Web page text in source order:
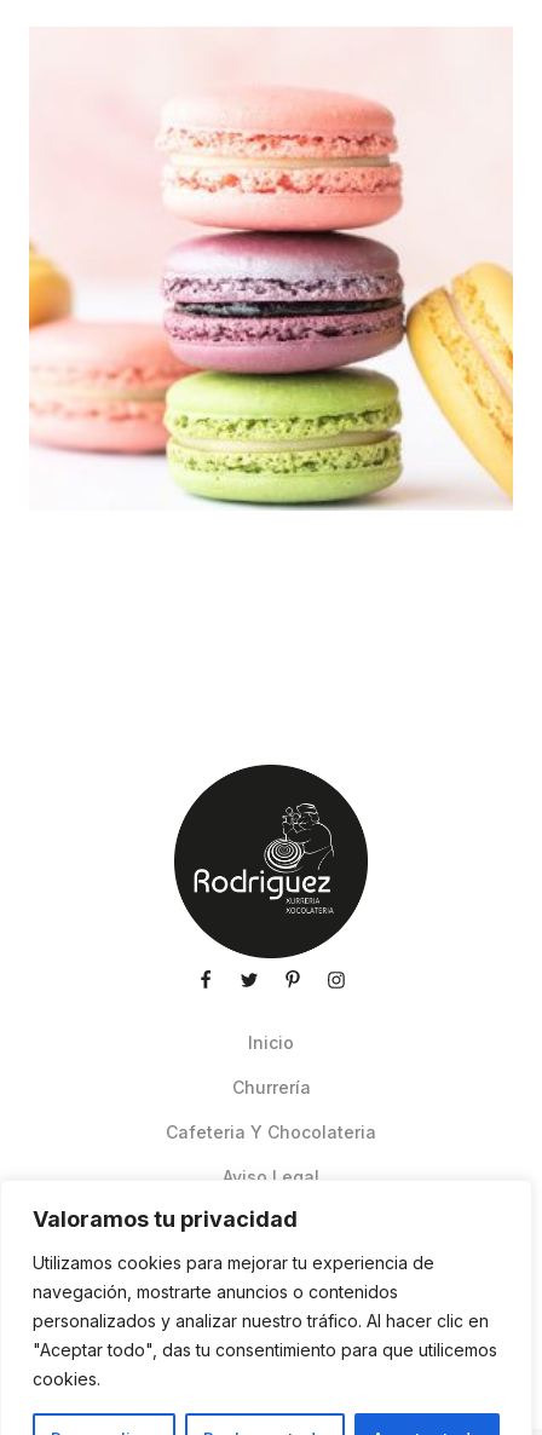
Valoramos tu privacidad
Utilizamos cookies para mejorar tu experiencia de
navegación, mostrarte anuncios o contenidos
personalizados y analizar nuestro tráfico. Al hacer clic en
"Aceptar todo", das tu consentimiento para que utilicemos
cookies.
Inicio
Churrería
Cafeteria Y Chocolateria
Aviso Legal
Pedidos Online Glovo
Contacto